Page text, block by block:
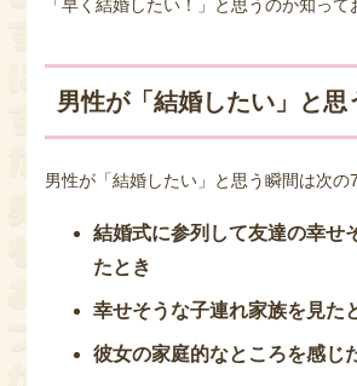
「早く結婚したい！」と思うのか知って
男性が「結婚したい」と思
男性が「結婚したい」と思う瞬間は次の7
結婚式に参列して友達の幸せ
たとき
幸せそうな子連れ家族を見た
彼女の家庭的なところを感じ